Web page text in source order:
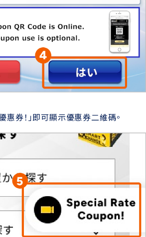
惠券！」即可顯示優惠券二維碼。